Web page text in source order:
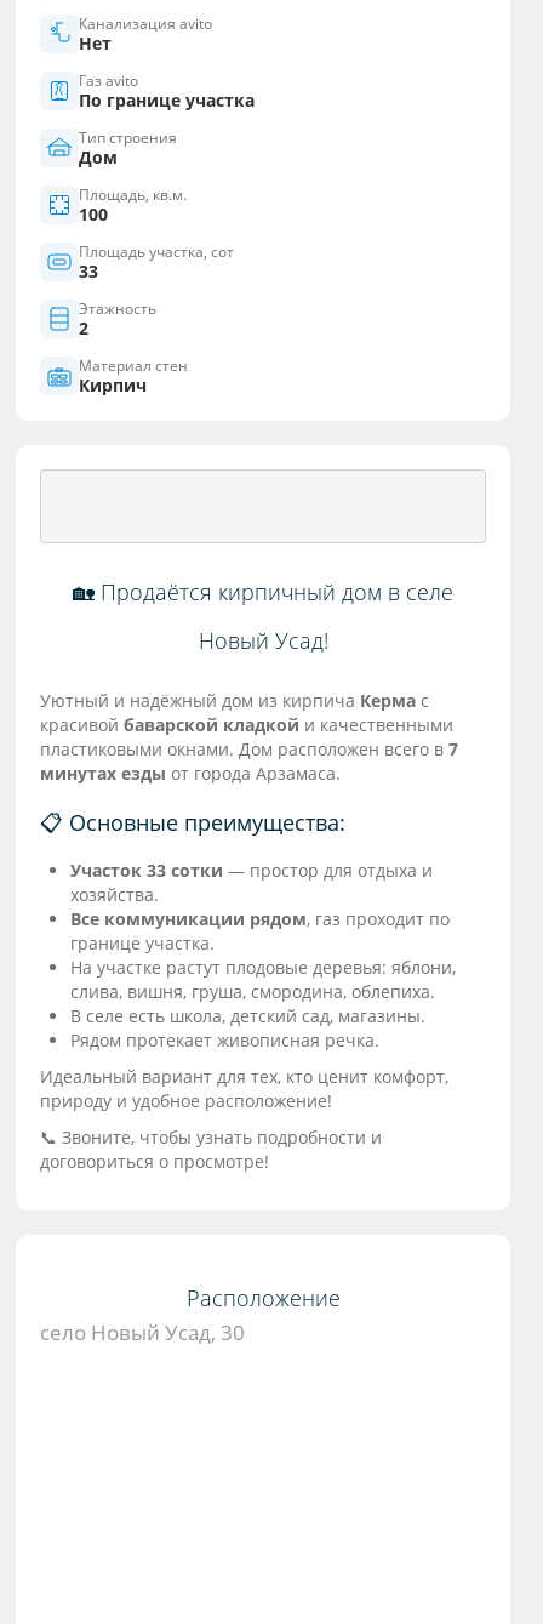
Канализация avito
Нет
Газ avito
По границе участка
Тип строения
Дом
Площадь, кв.м.
100
Площадь участка, сот
33
Этажность
2
Материал стен
Кирпич
🏡 Продаётся кирпичный дом в селе
Новый Усад!
Уютный и надёжный дом из кирпича Керма с
красивойбаварской кладкой и качественными
пластиковыми окнами. Дом расположен всего в7
минутах езды от города Арзамаса.
📋 Основные преимущества:
Участок 33 сотки — простор для отдыха и
хозяйства.
Все коммуникации рядом, газ проходит по
границе участка.
На участке растут плодовые деревья: яблони,
слива, вишня, груша, смородина, облепиха.
В селе есть школа, детский сад, магазины.
Рядом протекает живописная речка.
Идеальный вариант для тех, кто ценит комфорт,
природу и удобное расположение!
📞 Звоните, чтобы узнать подробности и
договориться о просмотре!
Расположение
село Новый Усад, 30